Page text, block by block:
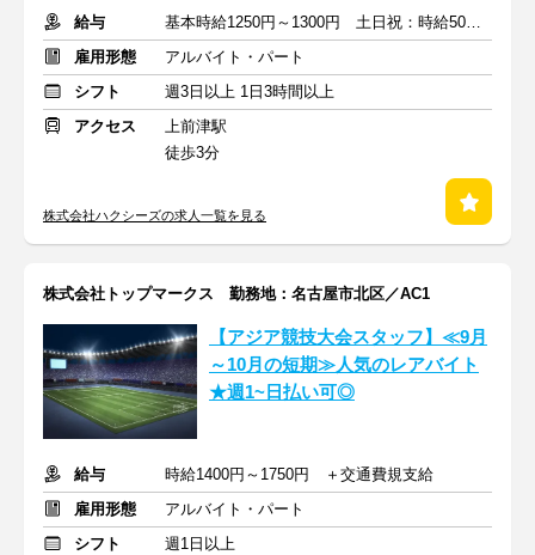
給与
基本時給1250円～1300円 土日祝：時給50円UP ＋交通費
雇用形態
アルバイト・パート
シフト
週3日以上 1日3時間以上
アクセス
上前津駅
徒歩3分
株式会社ハクシーズの求人一覧を見る
株式会社トップマークス 勤務地：名古屋市北区／AC1
【アジア競技大会スタッフ】≪9月
～10月の短期≫人気のレアバイト
★週1~日払い可◎
給与
時給1400円～1750円 ＋交通費規支給
雇用形態
アルバイト・パート
シフト
週1日以上